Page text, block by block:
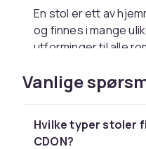
En stol er ett av
og finnes i mange
utforminger til alle
kjøkken, kontor, stue
søker en klassisk
du det rette
Vanlige
Hvilke typer stoler
CDON?